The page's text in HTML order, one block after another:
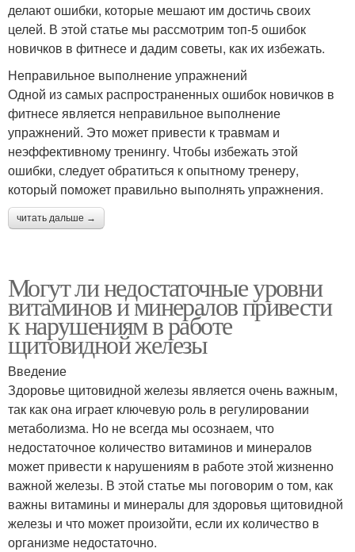
делают ошибки, которые мешают им достичь своих
целей. В этой статье мы рассмотрим топ-5 ошибок
новичков в фитнесе и дадим советы, как их избежать.
Неправильное выполнение упражнений
Одной из самых распространенных ошибок новичков в
фитнесе является неправильное выполнение
упражнений. Это может привести к травмам и
неэффективному тренингу. Чтобы избежать этой
ошибки, следует обратиться к опытному тренеру,
который поможет правильно выполнять упражнения.
читать дальше →
Могут ли недостаточные уровни
витаминов и минералов привести
к нарушениям в работе
щитовидной железы
Введение
Здоровье щитовидной железы является очень важным,
так как она играет ключевую роль в регулировании
метаболизма. Но не всегда мы осознаем, что
недостаточное количество витаминов и минералов
может привести к нарушениям в работе этой жизненно
важной железы. В этой статье мы поговорим о том, как
важны витамины и минералы для здоровья щитовидной
железы и что может произойти, если их количество в
организме недостаточно.